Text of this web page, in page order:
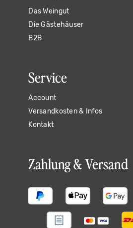
Das Weingut
Die Gästehäuser
B2B
Service
Account
Versandkosten & Infos
Kontakt
Zahlung & Versand